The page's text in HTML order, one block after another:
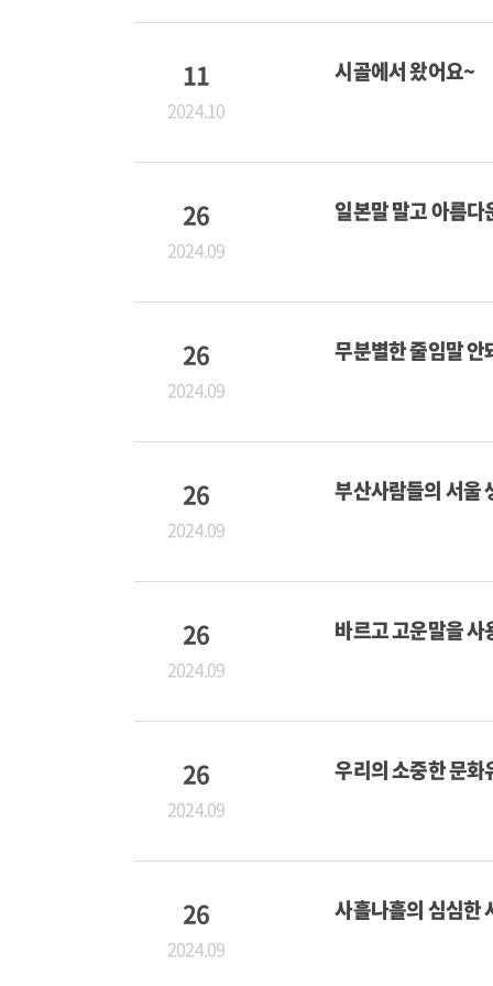
11
2024.10
시골에서 왔어요~
26
2024.09
일본말 말고 아름다
26
2024.09
무분별한 줄임말 안
26
2024.09
부산사람들의 서울
26
2024.09
바르고 고운말을
26
2024.09
우리의 소중한 문화
26
2024.09
사흘나흘의 심심한